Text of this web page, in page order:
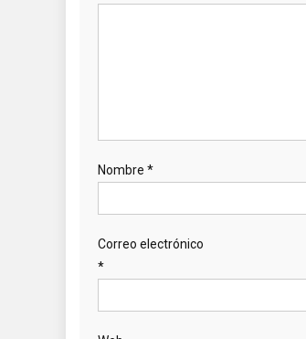
Nombre *
Correo electrónico
*